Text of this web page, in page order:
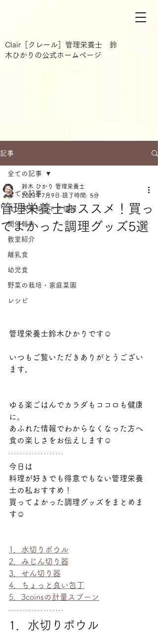
Clair［クレール］管理栄養士 鈴
木ひかりの公式ホームページ
記事
全ての記事
食・栄養知っトク情報
開催報告
教室紹介
離乳食
幼児食
野菜の栽培・家庭菜園
レシピ
全ての記事
管理栄養士おススメ！買っ
てよかった調理グッズ5選
鈴木 ひかり 管理栄養士
2023年7月9日 読了時間: 5分
管理栄養士鈴木ひかりです☺
いつもご覧いただきありがとうござい
ます。
ゆる楽ごはんでカラダもココロも健康
に。
あふれた情報でわからなくなった方へ
食の楽しさをお伝えします☺
今日は
料理が好きでも得意でもない管理栄養
士の私おすすめ！
買ってよかった調理グッズをまとめま
す☺
1．水切りボウル
2．みじん切り器
3．せん切り器
4．ちょっと良い包丁
5．3coinsの計量スプーン
1．水切りボウル